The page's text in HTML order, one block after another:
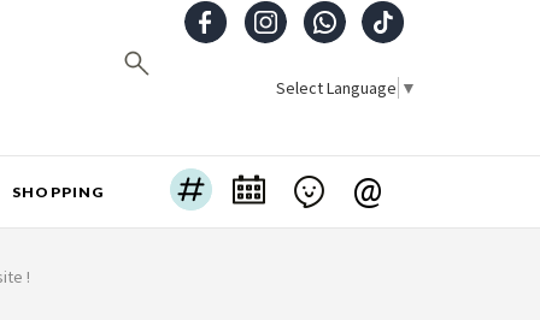
Select Language ▼
SHOPPING @
!